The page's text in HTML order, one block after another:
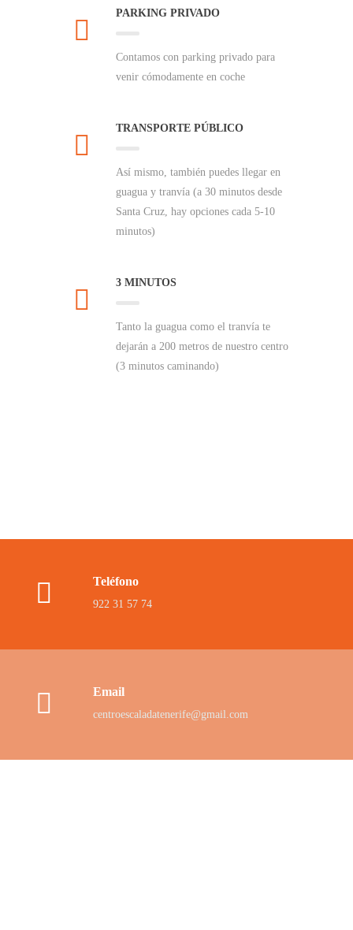
PARKING PRIVADO
Contamos con parking privado para
venir cómodamente en coche
TRANSPORTE PÚBLICO
Así mismo, también puedes llegar en
guagua y tranvía (a 30 minutos desde
Santa Cruz, hay opciones cada 5-10
minutos)
3 MINUTOS
Tanto la guagua como el tranvía te
dejarán a 200 metros de nuestro centro
(3 minutos caminando)
Teléfono
922 31 57 74
Email
centroescaladatenerife@gmail.com